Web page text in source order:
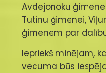
Avdejonoku
Tutinu ģimenei,
ģimenem par
Iepriekš minējam,
vecuma būs